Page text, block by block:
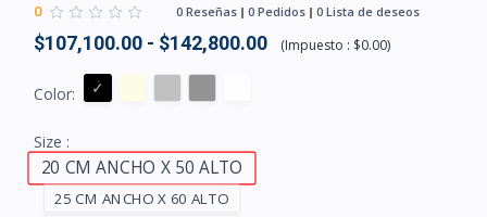
0 0 Reseñas 0 Pedidos 0 Lista de deseos
$107,100.00 - $142,800.00 (Impuesto : $0.00)
Color:
Size :
20 CM ANCHO X 50 ALTO
25 CM ANCHO X 60 ALTO